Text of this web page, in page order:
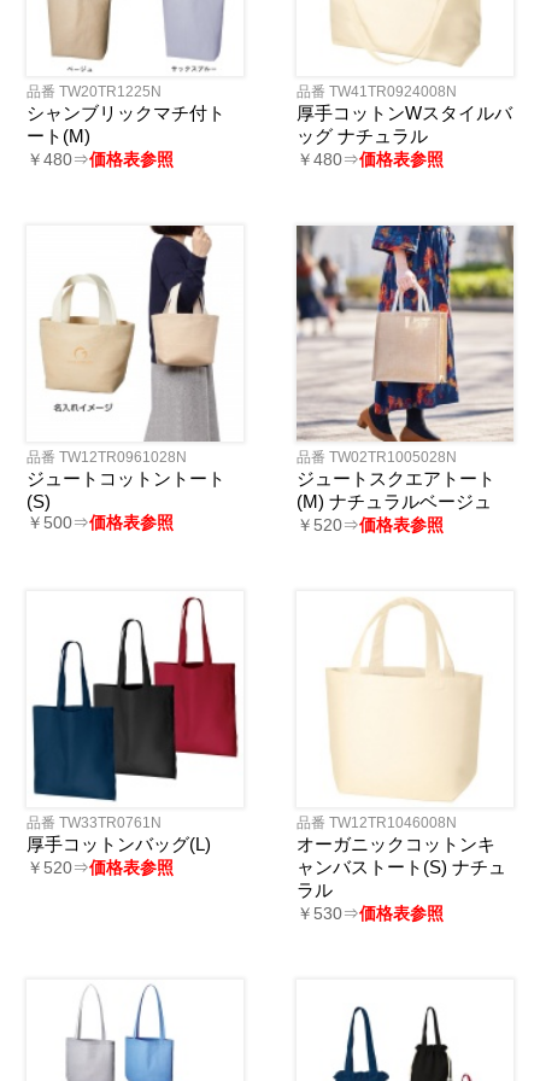
品番 TW20TR1225N
シャンブリックマチ付ト
ート(M)
￥480⇒価格表参照
品番 TW41TR0924008N
厚手コットンWスタイルバ
ッグ ナチュラル
￥480⇒価格表参照
品番 TW12TR0961028N
ジュートコットントート
(S)
￥500⇒価格表参照
品番 TW02TR1005028N
ジュートスクエアトート
(M) ナチュラルベージュ
￥520⇒価格表参照
品番 TW33TR0761N
厚手コットンバッグ(L)
￥520⇒価格表参照
品番 TW12TR1046008N
オーガニックコットンキ
ャンバストート(S) ナチュ
ラル
￥530⇒価格表参照